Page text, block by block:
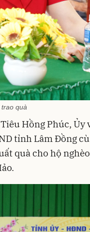
quà
Hồng Phúc, Ủy
tỉnh Lâm Đồng
quà cho hộ